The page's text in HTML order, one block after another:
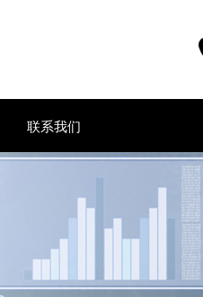
联系我们